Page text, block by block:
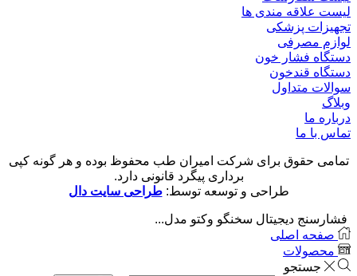
لیست علاقه مندی ها
تجهیزات پزشکی
لوازم مصرفی
دستگاه فشار خون
دستگاه قندخون
سوالات متداول
وبلاگ
درباره ما
تماس با ما
تمامی حقوق برای شرکت امیران طب محفوظ بوده و هر گونه کپی
برداری پیگرد قانونی دارد.
طراحی و توسعه توسط:طراحی سایت دال
فشارسنج دیجیتال سخنگو وکتو مدل...
صفحه اصلی
محصولات
جستجو